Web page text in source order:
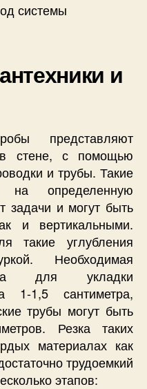
системы
и
представляют
в стене, с помощью
и трубы. Такие
на определенную
задачи и могут быть
и вертикальными.
такие углубления
Необходимая
для укладки
1-1,5 сантиметра,
трубы могут быть
Резка таких
материалах как
трудоемкий
этапов: